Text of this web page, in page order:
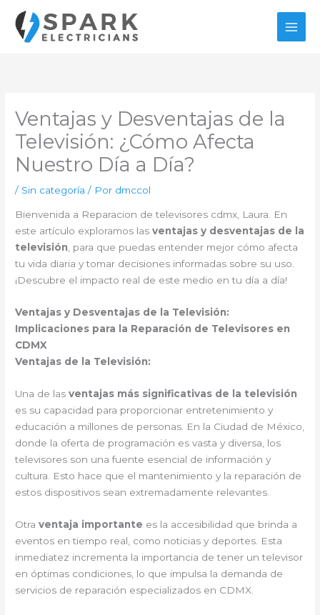
contenido
Ventajas y Desventajas de la
Televisión: ¿Cómo Afecta
Nuestro Día a Día?
/ Sin categoría / Por dmccol
Bienvenida a Reparacion de televisores cdmx, Laura. En
este artículo exploramos lasventajas y desventajas de la
televisión, para que puedas entender mejor cómo afecta
tu vida diaria y tomar decisiones informadas sobre su uso.
¡Descubre el impacto real de este medio en tu día a día!
Ventajas y Desventajas de la Televisión:
Implicaciones para la Reparación de Televisores en
CDMX
Ventajas de la Televisión:
Una de lasventajas más significativas de la televisión
es su capacidad para proporcionar entretenimiento y
educación a millones de personas. En la Ciudad de México,
donde la oferta de programación es vasta y diversa, los
televisores son una fuente esencial de información y
cultura. Esto hace que el mantenimiento y la reparación de
estos dispositivos sean extremadamente relevantes.
Otraventaja importante es la accesibilidad que brinda a
eventos en tiempo real, como noticias y deportes. Esta
inmediatez incrementa la importancia de tener un televisor
en óptimas condiciones, lo que impulsa la demanda de
servicios de reparación especializados en CDMX.